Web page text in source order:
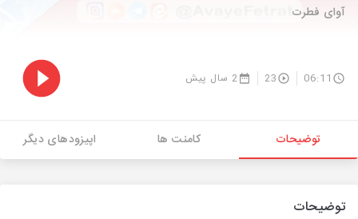
آوای فطرت
06:11
23 2 سال پیش
توضیحات کامنت ها اپیزودهای دیگر
توضیحات